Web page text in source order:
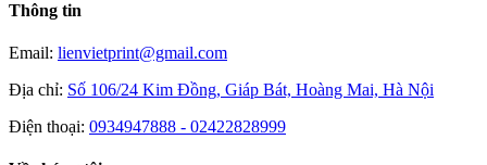
Thông tin
Email: lienvietprint@gmail.com
Địa chỉ: Số 106/24 Kim Đồng, Giáp Bát, Hoàng Mai, Hà Nội
Điện thoại: 0934947888 - 02422828999